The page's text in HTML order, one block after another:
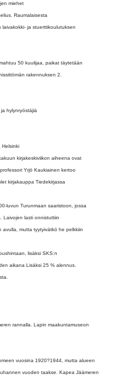
miehet
Raumalaisesta
ja stuerttikoulutuksen
50 kuulijaa, paikat täytetään
rakennuksen 2.
hylynryöstäjiä
Helsinki
kirjakeskiviikon aiheena ovat
Yrjö Kaukiainen kertoo
kirjakauppa Tiedekirjassa
luvun Turunmaan saaristoon, jossa
Laivojen lasti onnistuttiin
mutta tyytyivätkö he pelkkiin
lisäksi SKS:n
aikana Lisäksi 25 % alennus.
rannalla. Lapin maakuntamuseon
vuosina 1920?1944, mutta alueen
vuoden taakse. Kapea Jäämeren